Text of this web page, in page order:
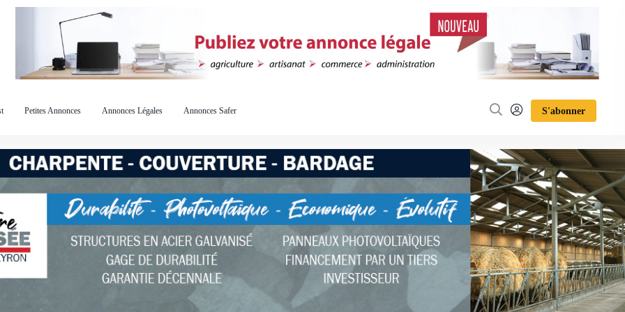
Petites Annonces Annonces Légales Annonces Safer S'abonner